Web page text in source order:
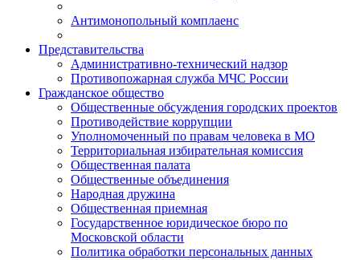
Антимонопольный комплаенс
Представительства
Административно-технический надзор
Противопожарная служба МЧС России
Гражданское общество
Общественные обсуждения городских проектов
Противодействие коррупции
Уполномоченный по правам человека в МО
Территориальная избирательная комиссия
Общественная палата
Общественные объединения
Народная дружина
Общественная приемная
Государственное юридическое бюро по
Московской области
Политика обработки персональных данных